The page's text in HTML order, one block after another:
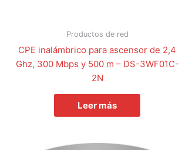
Productos de red
CPE inalámbrico para ascensor de 2,4
Ghz, 300 Mbps y 500 m – DS-3WF01C-
2N
Leer más